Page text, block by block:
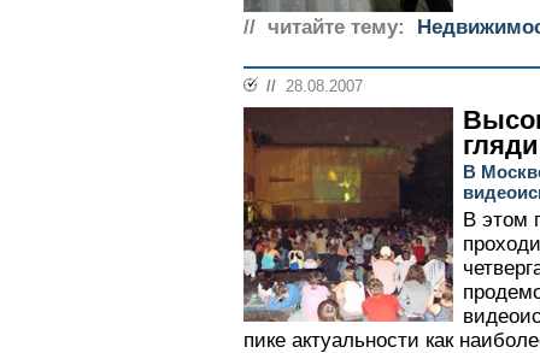
// читайте тему:
// 28.08.2007
В
В этом
пике актуальности как